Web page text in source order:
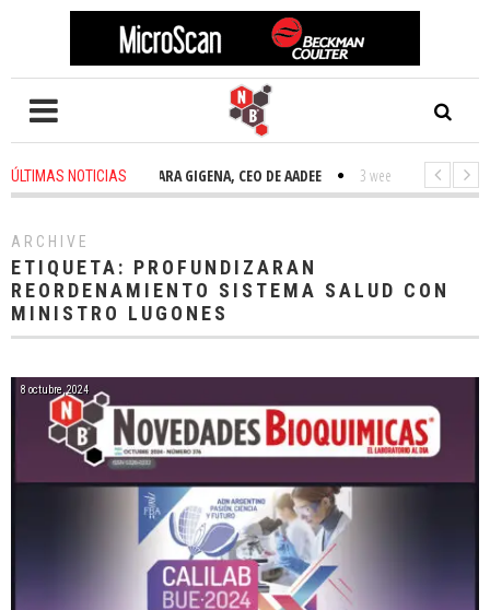
ÚLTIMAS NOTICIAS
2 weeks ago - TAMARA GIGENA, CEO DE AADEE 3 weeks ago
ARCHIVE
ETIQUETA: PROFUNDIZARAN
REORDENAMIENTO SISTEMA SALUD CON
MINISTRO LUGONES
8 octubre, 2024